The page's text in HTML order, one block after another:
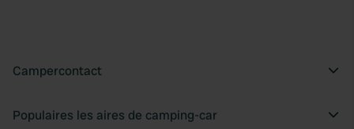
Campercontact
Populaires les aires de camping-car